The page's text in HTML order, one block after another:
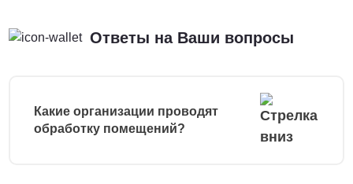
Ответы на Ваши вопросы
Какие организации проводят
обработку помещений?